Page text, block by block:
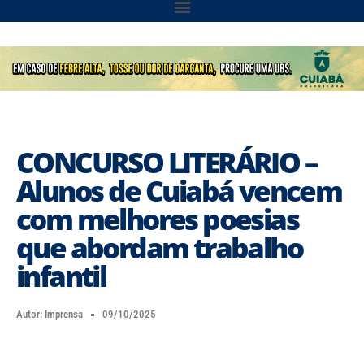
CONCURSO LITERÁRIO –
Alunos de Cuiabá vencem
com melhores poesias
que abordam trabalho
infantil
Autor: Imprensa 09/10/2025